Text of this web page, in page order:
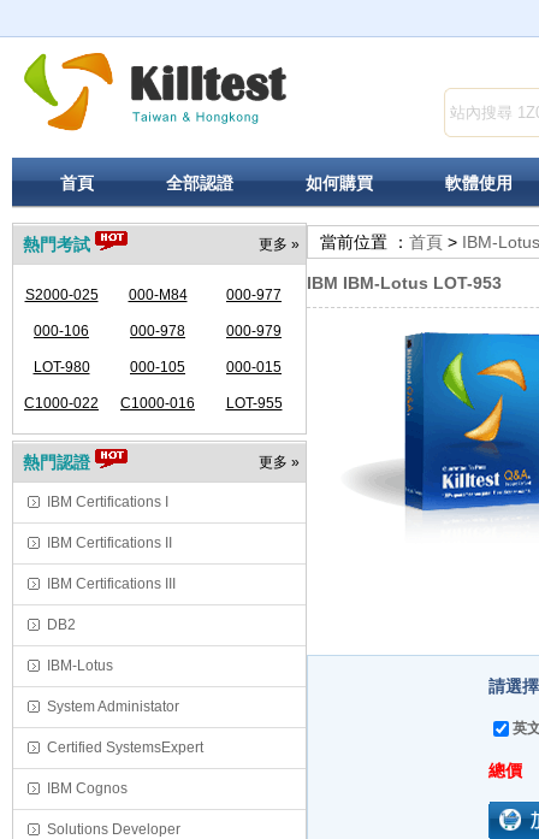
首頁 全部認證 如何購買 軟體使用
更多 »
熱門考試
S2000-025 000-M84 000-977
000-106 000-978 000-979
LOT-980 000-105 000-015
C1000-022 C1000-016 LOT-955
更多 »
熱門認證
IBM Certifications I
IBM Certifications II
IBM Certifications III
DB2
IBM-Lotus
System Administator
Certified SystemsExpert
IBM Cognos
Solutions Developer
當前位置 ： 首頁 > IBM-Lotus
IBM IBM-Lotus LOT-953
請選
英
總價